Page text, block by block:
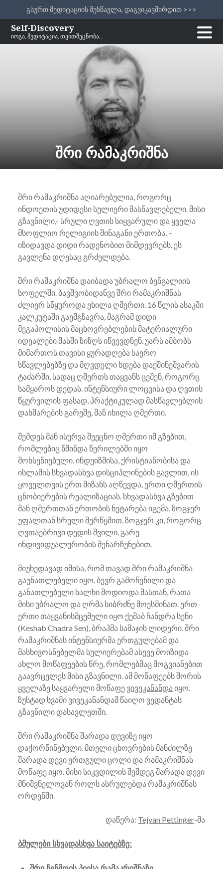
გსურთ მედიტაციის შესწავლა, დაგვიკავშირდით >>>
SkipSelf-Discovery
იოგა, მედიტაცია, თვითშეცნობა…
შრი რამაკრიშნა
შრი რამაკრიშნა აღიარებულია, როგორც
ინდოეთის უდიდესი სულიერი მასწავლებელი. მისი
გზავნილი,- სრული ღვთის სიყვარული და ყველა
მსოფლიო რელიგიის შინაგანი ერთობა, –
იზიდავდა დიდი რადენობით მიმდევრებს. ეს
გავლენა დღესაც გრძელდება.
შრი რამაკრიშნა დაიბადა უბრალო ბენგალიის
სოფელში. ბავშვობიდანვე შრი რამაკრიშნას
ძლიერ სწყუროდა ეხილა ღმერთი. 16 წლის ასაკში
კალკუტაში გაემგზავრა, მაგრამ დიდი
მეგაპოლისის მაცხოვრებლების მატერიალური
იდეალები მასში ზიზღს იწვევდნენ. უარს ამბობს
მიმართოს თავისი ყურადღება საერო
სწავლებებზე და მღვდელი ხდება დაქშინეშვარის
ტაძარში, სადაც ღმერთს თაყვანს ცემენ, როგორც
სამყაროს დედას. ინტენსიური ლოცვისა და ღვთის
წყურვილის ფასად, პრაქტიკულად მასწავლებლის
დახმარების გარეშე, მან იხილა ღმერთი.
შემდეს მან ისურვა შეეცნო ღმერთი იმ გზებით,
რომლებიც წმინდა წერილებში იყო
მოხსენიებული. ინდუიზმისა, ქრისტიანობისა და
ისლამის სხვადასხვა დისციპლინების გავლით, ის
ყოველთვის ერთ მიზანს აღწევდა, ერთი ღმერთის
ცნობიერების რეალიზაციას. სხვადასხვა გზებით
მან ღმერთთან ერთობის ნეტარება იგემა, ზოგჯერ
უფალთან სრული შერწყმით, ზოგჯერ კი, როგორც
ღვთაებრივი დედის შვილი, გარე
ინდივიდუალურობის შენარჩუნებით.
მიუხედავად იმისა, რომ თავად შრი რამაკრიშნა
გაუნათლებელი იყო, ბევრ გამოჩენილი და
განათლებული ხალხი მოდიოდა მასთან, რათა
მისი უბრალო და ღრმა სიბრძნე მოესმინათ. ერთ-
ერთი თაყვანისმცემელი იყო ქეშაბ ჩანდრა სენი
(Keshab Chadra Sen), ბრაჰმა სამაჯის ლიდერი. შრი
რამაკრიშნას ინტენსიურმა ერთგულებამ და
მასხივოსნებელმა სულიერებამ ასევე მოიზიდა
ახლო მოწაფეების წრე, რომლებმაც მოგვიანებით
გაავრცელეს მისი გზავნილი. ამ მოწაფეებს შორის
ყველაზე საყვარელი მოწაფე ვივეკანანდაიყო.
ზუსტად სვამი ვივეკანანდამ წაიღო ვედანტას
გზავნილი დასავლეთში.
შრი რამაკრიშნა შარადა დევიზე იყო
დაქორწინებული. მთელი ცხოვრების მანძილზე
შარადა დევი ერთგული ცოლი და რამაკრიშნას
მოწაფე იყო. მისი სიკვდილის შემდეგ შარადა დევი
მნიშვნელოვან როლს ასრულებდა რამაკრიშნას
ორდენში.
დაწერა: Tejvan Pettinger-მა
ბმულები სხვადასხვა საიტებზე: